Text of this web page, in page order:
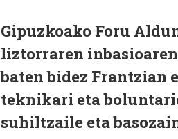
Gipuzkoako Foru
liztorraren
baten bidez Frantzian
teknikari eta
suhiltzaile eta